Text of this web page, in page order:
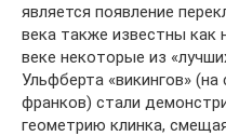
является появление
века также известны как
веке некоторые из
Ульфберта «викингов»
франков) стали
геометрию клинка,